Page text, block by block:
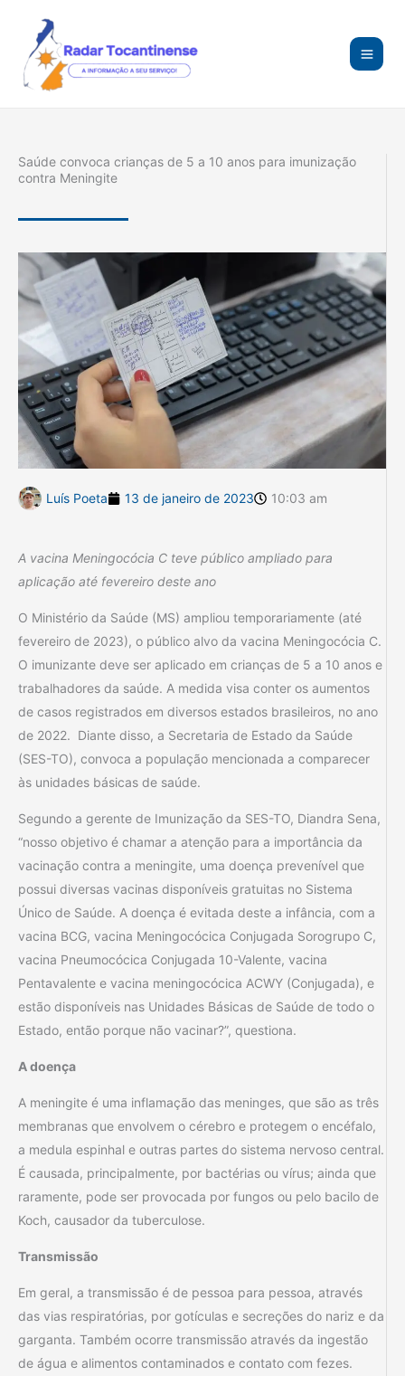
conteúdo
Saúde convoca crianças de 5 a 10 anos para imunização
contra Meningite
Luís Poeta 13 de janeiro de 2023 10:03 am
A vacina Meningocócia C teve público ampliado para
aplicação até fevereiro deste ano
O Ministério da Saúde (MS) ampliou temporariamente (até
fevereiro de 2023), o público alvo da vacina Meningocócia C.
O imunizante deve ser aplicado em crianças de 5 a 10 anos e
trabalhadores da saúde. A medida visa conter os aumentos
de casos registrados em diversos estados brasileiros, no ano
de 2022. Diante disso, a Secretaria de Estado da Saúde
(SES-TO), convoca a população mencionada a comparecer
às unidades básicas de saúde.
Segundo a gerente de Imunização da SES-TO, Diandra Sena,
“nosso objetivo é chamar a atenção para a importância da
vacinação contra a meningite, uma doença prevenível que
possui diversas vacinas disponíveis gratuitas no Sistema
Único de Saúde. A doença é evitada deste a infância, com a
vacina BCG, vacina Meningocócica Conjugada Sorogrupo C,
vacina Pneumocócica Conjugada 10-Valente, vacina
Pentavalente e vacina meningocócica ACWY (Conjugada), e
estão disponíveis nas Unidades Básicas de Saúde de todo o
Estado, então porque não vacinar?”, questiona.
A doença
A meningite é uma inflamação das meninges, que são as três
membranas que envolvem o cérebro e protegem o encéfalo,
a medula espinhal e outras partes do sistema nervoso central.
É causada, principalmente, por bactérias ou vírus; ainda que
raramente, pode ser provocada por fungos ou pelo bacilo de
Koch, causador da tuberculose.
Transmissão
Em geral, a transmissão é de pessoa para pessoa, através
das vias respiratórias, por gotículas e secreções do nariz e da
garganta. Também ocorre transmissão através da ingestão
de água e alimentos contaminados e contato com fezes.